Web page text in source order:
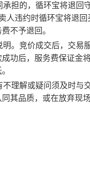
担的，循环宝将退回
人违约时循环宝将退回
不予退回。
。竞价成交后，交易
功后，服务费保证金
理解或疑问须及时与
其品质，或在放弃现